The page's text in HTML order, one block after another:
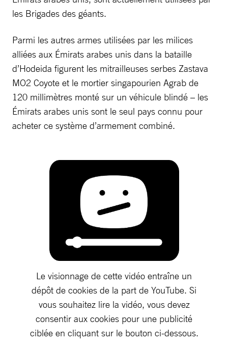
les Brigades des géants.
Parmi les autres armes utilisées par les milices
alliées aux Émirats arabes unis dans la bataille
d’Hodeida figurent les mitrailleuses serbes Zastava
MO2 Coyote et le mortier singapourien Agrab de
120 millimètres monté sur un véhicule blindé – les
Émirats arabes unis sont le seul pays connu pour
acheter ce système d’armement combiné.
Le visionnage de cette vidéo entraîne un
dépôt de cookies de la part de YouTube. Si
vous souhaitez lire la vidéo, vous devez
consentir aux cookies pour une publicité
ciblée en cliquant sur le bouton ci-dessous.